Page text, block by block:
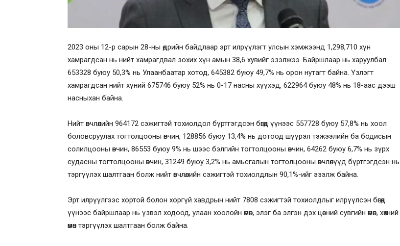
2023 оны 12-р сарын 28-ны өдрийн байдлаар эрт илрүүлэгт улсын хэмжээнд 1,298,710 хүн
хамрагдсан нь нийт хамрагдвал зохих хүн амын 38,6 хувийг эзэлжээ. Байршлаар нь харуулбал
653328 буюу 50,3% нь Улаанбаатар хотод, 645382 буюу 49,7% нь орон нутагт байна. Үзлэгт
хамрагдсан нийт хүний 675746 буюу 52% нь 0-17 насны хүүхэд, 622964 буюу 48% нь 18-аас дээш
насныхан байна.
Нийт өвчлөлийн 964172 сэжигтэй тохиолдол бүртгэгдсэн бөгөөд үүнээс 557728 буюу 57,8% нь хоол
боловсруулах тогтолцооны өвчин, 128856 буюу 13,4% нь дотоод шүүрэл тэжээлийн ба бодисын
солилцооны өвчин, 86553 буюу 9% нь шээс бэлгийн тогтолцооны өвчин, 64262 буюу 6,7% нь зүрх
судасны тогтолцооны өвчин, 31249 буюу 3,2% нь амьсгалын тогтолцооны өвчлөлүүд бүртгэгдсэн нь
тэргүүлэх шалтгаан болж нийт өвчлөлийн сэжигтэй тохиолдлын 90,1%-ийг эзэлж байна.
Эрт илрүүлгээс хортой болон хоргүй хавдрын нийт 7808 сэжигтэй тохиолдлыг илрүүлсэн бөгөөд
үүнээс байршлаар нь үзвэл ходоод, улаан хоолойн өмөн, элэг ба элгэн дэх цөсний сувгийн өмөн, хөхний
өмөн тэргүүлэх шалтгаан болж байна.